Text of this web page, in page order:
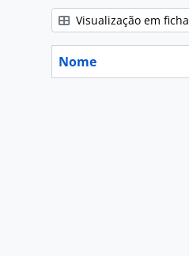
Visualização em ficha
Nome